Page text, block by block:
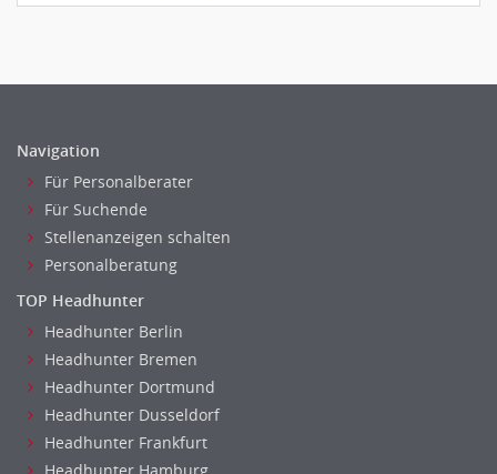
Navigation
Für Personalberater
Für Suchende
Stellenanzeigen schalten
Personalberatung
TOP Headhunter
Headhunter Berlin
Headhunter Bremen
Headhunter Dortmund
Headhunter Dusseldorf
Headhunter Frankfurt